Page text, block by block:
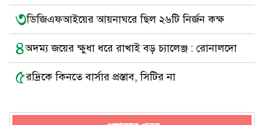
৩ডিজিএফআইয়ের আয়নাঘরে ছিল ২৬টি নির্জন কক্ষ
৪অদম্য জয়ের ক্ষুধা ধরে রাখাই বড় চ্যালেঞ্জ : রোনালদো
৫রদ্রিকে কিনতে বার্সার প্রস্তাব, সিটির না